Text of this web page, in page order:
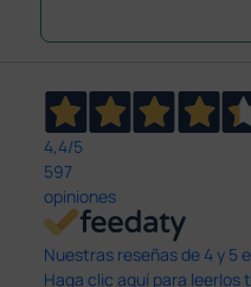
4,4/5
597
opiniones
Nuestras reseñas de 4 y 5
Haga clic aquí para leerlos